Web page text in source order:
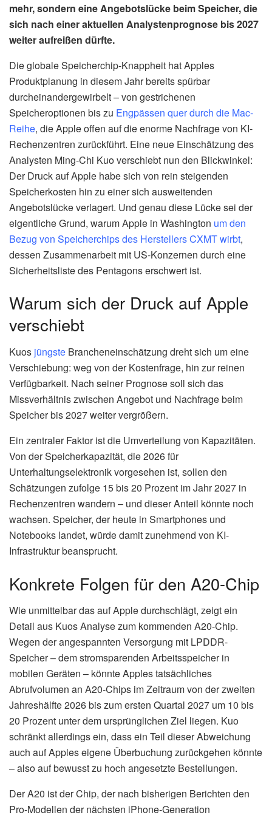
mehr, sondern eine Angebotslücke beim Speicher, die
sich nach einer aktuellen Analystenprognose bis 2027
weiter aufreißen dürfte.
Die globale Speicherchip-Knappheit hat Apples
Produktplanung in diesem Jahr bereits spürbar
durcheinandergewirbelt – von gestrichenen
Speicheroptionen bis zu Engpässen quer durch die Mac-
Reihe, die Apple offen auf die enorme Nachfrage von KI-
Rechenzentren zurückführt. Eine neue Einschätzung des
Analysten Ming-Chi Kuo verschiebt nun den Blickwinkel:
Der Druck auf Apple habe sich von rein steigenden
Speicherkosten hin zu einer sich ausweitenden
Angebotslücke verlagert. Und genau diese Lücke sei der
eigentliche Grund, warum Apple in Washington um den
Bezug von Speicherchips des Herstellers CXMT wirbt,
dessen Zusammenarbeit mit US-Konzernen durch eine
Sicherheitsliste des Pentagons erschwert ist.
Warum sich der Druck auf Apple
verschiebt
Kuos jüngste Brancheneinschätzung dreht sich um eine
Verschiebung: weg von der Kostenfrage, hin zur reinen
Verfügbarkeit. Nach seiner Prognose soll sich das
Missverhältnis zwischen Angebot und Nachfrage beim
Speicher bis 2027 weiter vergrößern.
Ein zentraler Faktor ist die Umverteilung von Kapazitäten.
Von der Speicherkapazität, die 2026 für
Unterhaltungselektronik vorgesehen ist, sollen den
Schätzungen zufolge 15 bis 20 Prozent im Jahr 2027 in
Rechenzentren wandern – und dieser Anteil könnte noch
wachsen. Speicher, der heute in Smartphones und
Notebooks landet, würde damit zunehmend von KI-
Infrastruktur beansprucht.
Konkrete Folgen für den A20-Chip
Wie unmittelbar das auf Apple durchschlägt, zeigt ein
Detail aus Kuos Analyse zum kommenden A20-Chip.
Wegen der angespannten Versorgung mit LPDDR-
Speicher – dem stromsparenden Arbeitsspeicher in
mobilen Geräten – könnte Apples tatsächliches
Abrufvolumen an A20-Chips im Zeitraum von der zweiten
Jahreshälfte 2026 bis zum ersten Quartal 2027 um 10 bis
20 Prozent unter dem ursprünglichen Ziel liegen. Kuo
schränkt allerdings ein, dass ein Teil dieser Abweichung
auch auf Apples eigene Überbuchung zurückgehen könnte
– also auf bewusst zu hoch angesetzte Bestellungen.
Der A20 ist der Chip, der nach bisherigen Berichten den
Pro-Modellen der nächsten iPhone-Generation